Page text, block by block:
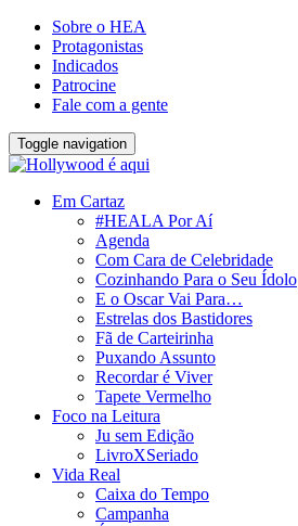
Sobre o HEA
Protagonistas
Indicados
Patrocine
Fale com a gente
Toggle navigation
Em Cartaz
#HEALA Por Aí
Agenda
Com Cara de Celebridade
Cozinhando Para o Seu Ídolo
E o Oscar Vai Para…
Estrelas dos Bastidores
Fã de Carteirinha
Puxando Assunto
Recordar é Viver
Tapete Vermelho
Foco na Leitura
Ju sem Edição
LivroXSeriado
Vida Real
Caixa do Tempo
Campanha